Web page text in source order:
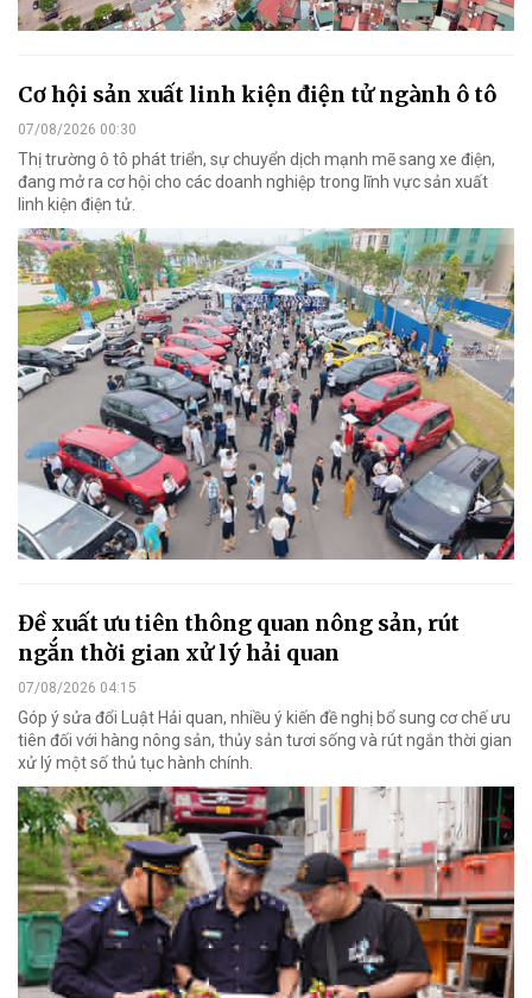
Cơ hội sản xuất linh kiện điện tử ngành ô tô
07/08/2026 00:30
Thị trường ô tô phát triển, sự chuyển dịch mạnh mẽ sang xe điện,
đang mở ra cơ hội cho các doanh nghiệp trong lĩnh vực sản xuất
linh kiện điện tử.
Đề xuất ưu tiên thông quan nông sản, rút
ngắn thời gian xử lý hải quan
07/08/2026 04:15
Góp ý sửa đổi Luật Hải quan, nhiều ý kiến đề nghị bổ sung cơ chế ưu
tiên đối với hàng nông sản, thủy sản tươi sống và rút ngắn thời gian
xử lý một số thủ tục hành chính.